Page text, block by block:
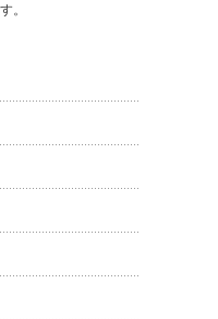
。